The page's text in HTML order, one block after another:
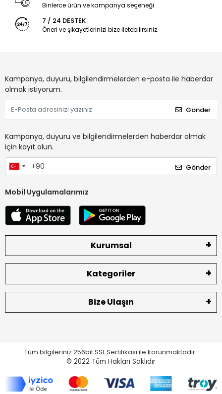
Binlerce ürün ve kampanya seçeneği
7 / 24 DESTEK
Öneri ve şikayetlerinizi bize iletebilirsiniz.
Kampanya, duyuru, bilgilendirmelerden e-posta ile haberdar
olmak istiyorum.
Gönder
Kampanya, duyuru ve bilgilendirmelerden haberdar olmak
için kayıt olun.
Gönder
Mobil Uygulamalarımız
Kurumsal
Kategoriler
Bize Ulaşın
Tüm bilgileriniz 256bit SSL Sertifikası ile korunmaktadır.
© 2022 Tüm Hakları Saklıdır